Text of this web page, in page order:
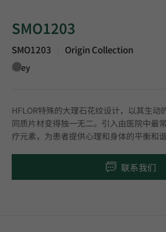
SMO1203, Origin, Homogeneous
SMO1203
SMO1203 Origin Collection
Grey
HFLOR特殊的大理石花纹设计，以其生动
同质片材变得独一无二。引入由医院中最
疗元素，为患者提供心理和身体的平衡和谐
联系我们